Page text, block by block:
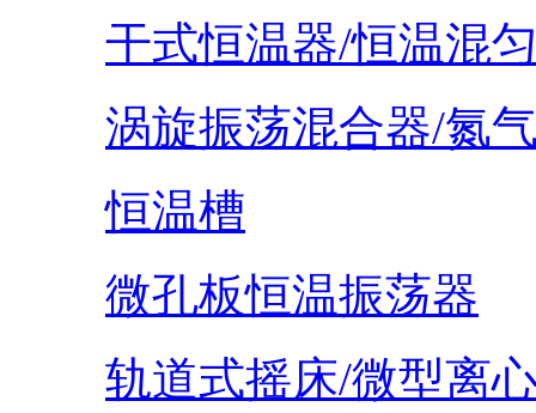
干式恒温器/恒温混
涡旋振荡混合器/氮
恒温槽
微孔板恒温振荡器
轨道式摇床/微型离